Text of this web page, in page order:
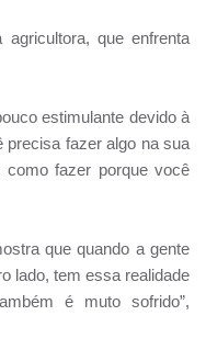
que enfrenta
estimulante devido à
precisa fazer algo na sua
fazer porque você
que quando a gente
lado, tem essa realidade
é muto sofrido”,